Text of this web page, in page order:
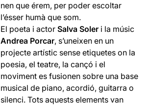
nen que érem, per poder escoltar
l’ésser humà que som.
El poeta i actorSalva Soler i la músic
Andrea Porcar, s’uneixen en un
projecte artístic sense etiquetes on la
poesia, el teatre, la cançó i el
moviment es fusionen sobre una base
musical de piano, acordió, guitarra o
silenci. Tots aquests elements van